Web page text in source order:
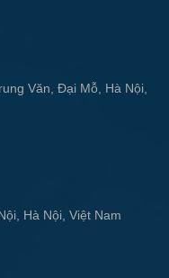
Văn, Đại Mỗ, Hà Nội,
Hà Nội, Việt Nam